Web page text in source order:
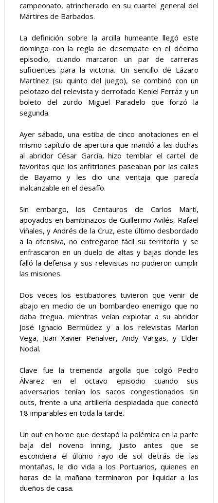
campeonato, atrincherado en su cuartel general del
Mártires de Barbados.
La definición sobre la arcilla humeante llegó este
domingo con la regla de desempate en el décimo
episodio, cuando marcaron un par de carreras
suficientes para la victoria. Un sencillo de Lázaro
Martínez (su quinto del juego), se combinó con un
pelotazo del relevista y derrotado Keniel Ferráz y un
boleto del zurdo Miguel Paradelo que forzó la
segunda.
Ayer sábado, una estiba de cinco anotaciones en el
mismo capítulo de apertura que mandó a las duchas
al abridor César García, hizo temblar el cartel de
favoritos que los anfitriones paseaban por las calles
de Bayamo y les dio una ventaja que parecía
inalcanzable en el desafío.
Sin embargo, los Centauros de Carlos Martí,
apoyados en bambinazos de Guillermo Avilés, Rafael
Viñales, y Andrés de la Cruz, este último desbordado
a la ofensiva, no entregaron fácil su territorio y se
enfrascaron en un duelo de altas y bajas donde les
falló la defensa y sus relevistas no pudieron cumplir
las misiones.
Dos veces los estibadores tuvieron que venir de
abajo en medio de un bombardeo enemigo que no
daba tregua, mientras veían explotar a su abridor
José Ignacio Bermúdez y a los relevistas Marlon
Vega, Juan Xavier Peñalver, Andy Vargas, y Elder
Nodal.
Clave fue la tremenda argolla que colgó Pedro
Álvarez en el octavo episodio cuando sus
adversarios tenían los sacos congestionados sin
outs, frente a una artillería despiadada que conectó
18 imparables en toda la tarde.
Un out en home que destapó la polémica en la parte
baja del noveno inning, justo antes que se
escondiera el último rayo de sol detrás de las
montañas, le dio vida a los Portuarios, quienes en
horas de la mañana terminaron por liquidar a los
dueños de casa.